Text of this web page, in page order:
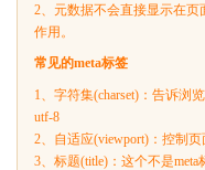
2、元数据不会直接显示在
作用。
常见的meta标签
1、字符集(charset)：告诉浏
utf-8
2、自适应(viewport)：控制
3、标题(title)：这个不是